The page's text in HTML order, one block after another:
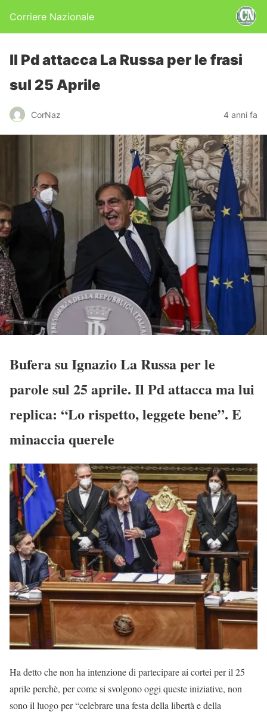
Corriere Nazionale
ll Pd attacca La Russa per le frasi
sul 25 Aprile
CorNaz 4 anni fa
Bufera su Ignazio La Russa per le
parole sul 25 aprile. Il Pd attacca ma lui
replica: “Lo rispetto, leggete bene”. E
minaccia querele
Ha detto che non ha intenzione di partecipare ai cortei per il 25
aprile perchè, per come si svolgono oggi queste iniziative, non
sono il luogo per “celebrare una festa della libertà e della